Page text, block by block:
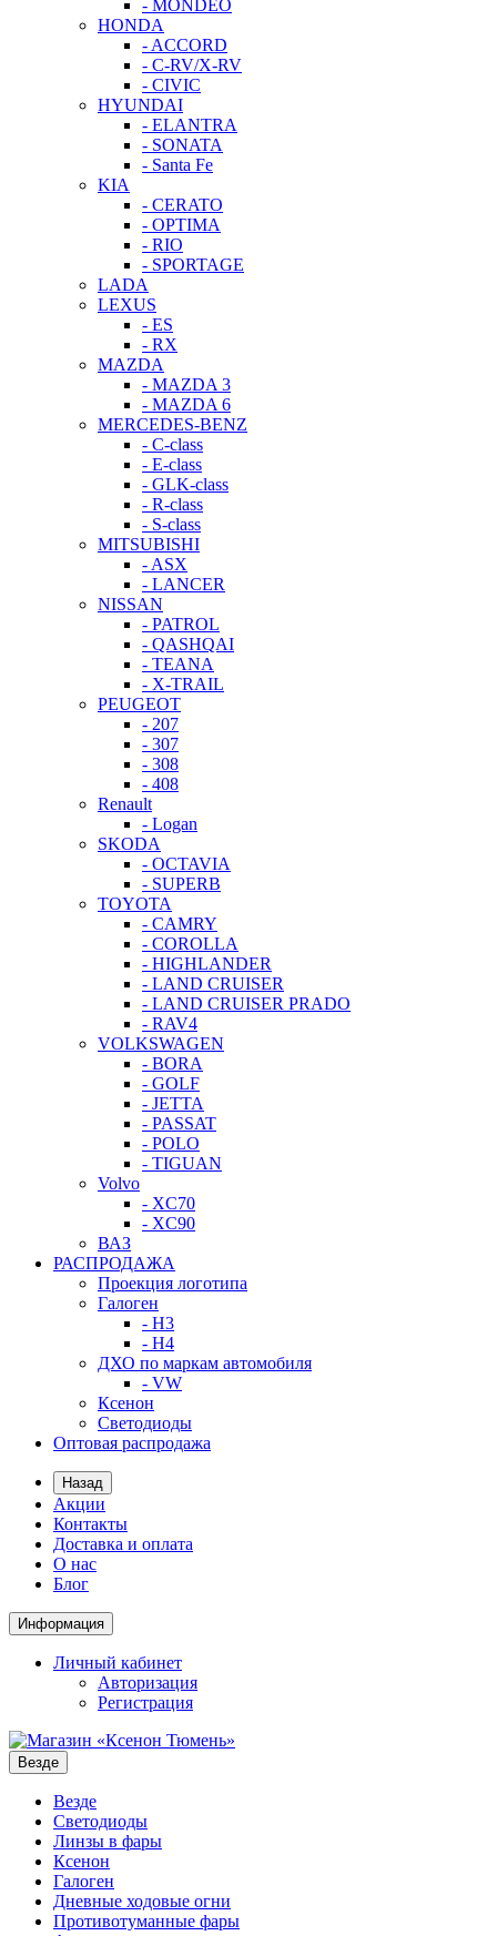
- MONDEO
HONDA
- ACCORD
- C-RV/X-RV
- CIVIC
HYUNDAI
- ELANTRA
- SONATA
- Santa Fe
KIA
- CERATO
- OPTIMA
- RIO
- SPORTAGE
LADA
LEXUS
- ES
- RX
MAZDA
- MAZDA 3
- MAZDA 6
MERCEDES-BENZ
- C-class
- E-class
- GLK-class
- R-class
- S-class
MITSUBISHI
- ASX
- LANCER
NISSAN
- PATROL
- QASHQAI
- TEANA
- X-TRAIL
PEUGEOT
- 207
- 307
- 308
- 408
Renault
- Logan
SKODA
- OCTAVIA
- SUPERB
TOYOTA
- CAMRY
- COROLLA
- HIGHLANDER
- LAND CRUISER
- LAND CRUISER PRADO
- RAV4
VOLKSWAGEN
- BORA
- GOLF
- JETTA
- PASSAT
- POLO
- TIGUAN
Volvo
- XC70
- XC90
ВАЗ
РАСПРОДАЖА
Проекция логотипа
Галоген
- H3
- H4
ДХО по маркам автомобиля
- VW
Ксенон
Светодиоды
Оптовая распродажа
Назад
Акции
Контакты
Доставка и оплата
О нас
Блог
Информация
Личный кабинет
Авторизация
Регистрация
Везде
Везде
Светодиоды
Линзы в фары
Ксенон
Галоген
Дневные ходовые огни
Противотуманные фары